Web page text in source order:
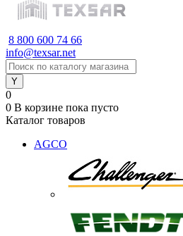
8 800 600 74 66
info@texsar.net
0
0 В корзине пока пусто
Каталог товаров
AGCO